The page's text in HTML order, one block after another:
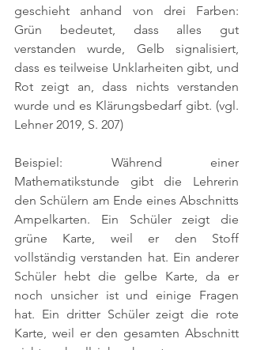
geschieht anhand von drei Farben:
Grün bedeutet, dass alles gut
verstanden wurde, Gelb signalisiert,
dass es teilweise Unklarheiten gibt, und
Rot zeigt an, dass nichts verstanden
wurde und es Klärungsbedarf gibt. (vgl.
Lehner 2019, S. 207)
Beispiel: Während einer
Mathematikstunde gibt die Lehrerin
den Schülern am Ende eines Abschnitts
Ampelkarten. Ein Schüler zeigt die
grüne Karte, weil er den Stoff
vollständig verstanden hat. Ein anderer
Schüler hebt die gelbe Karte, da er
noch unsicher ist und einige Fragen
hat. Ein dritter Schüler zeigt die rote
Karte, weil er den gesamten Abschnitt